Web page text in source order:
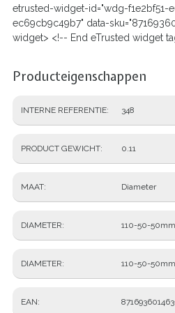
etrusted-widget-id="wdg-f1e2bf51-
ec69cb9c49b7" data-
widget> <!-- End eTrusted widget
Producteigenschappen
INTERNE REFERENTIE 348
PRODUCT GEWICHT 0.11
MAAT Diameter
DIAMETER 110-50-50mm
DIAMETER 110-50-50mm
EAN